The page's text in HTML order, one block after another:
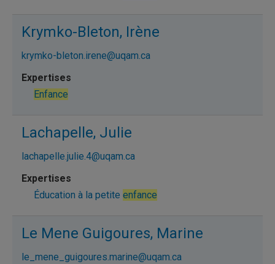
Krymko-Bleton, Irène
krymko-bleton.irene@uqam.ca
Enfance
Lachapelle, Julie
lachapelle.julie.4@uqam.ca
Éducation à la petite enfance
Le Mene Guigoures, Marine
le_mene_guigoures.marine@uqam.ca